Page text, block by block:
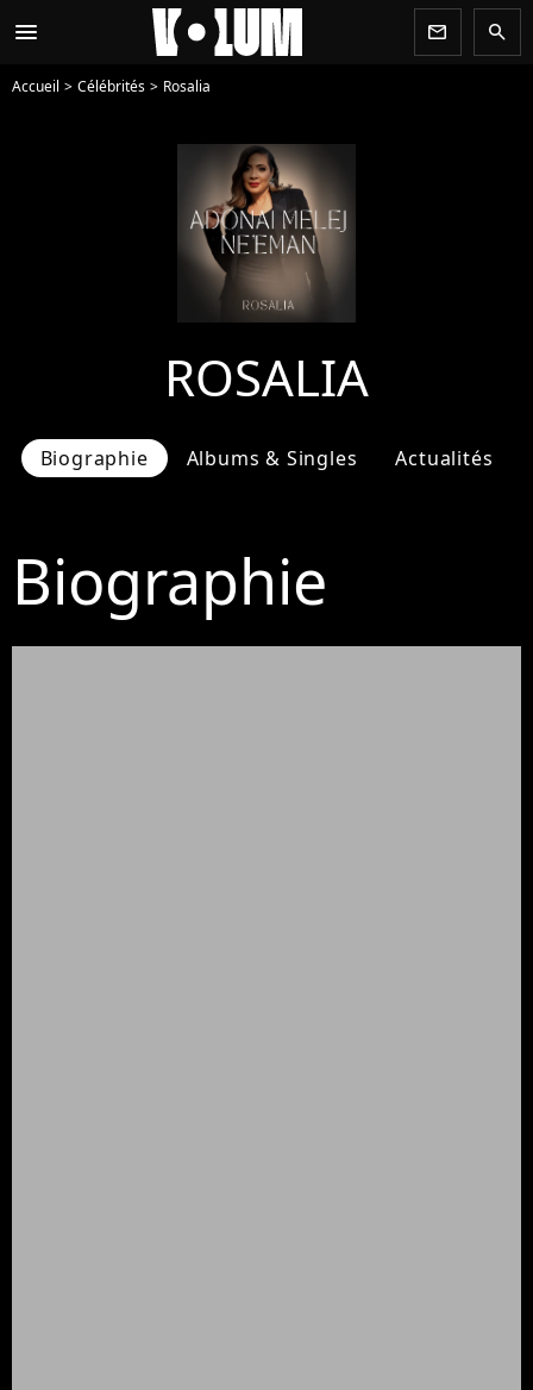
menu newsletter search
Accueil Célébrités Rosalia
ROSALIA
Biographie Albums & Singles Actualités
Biographie